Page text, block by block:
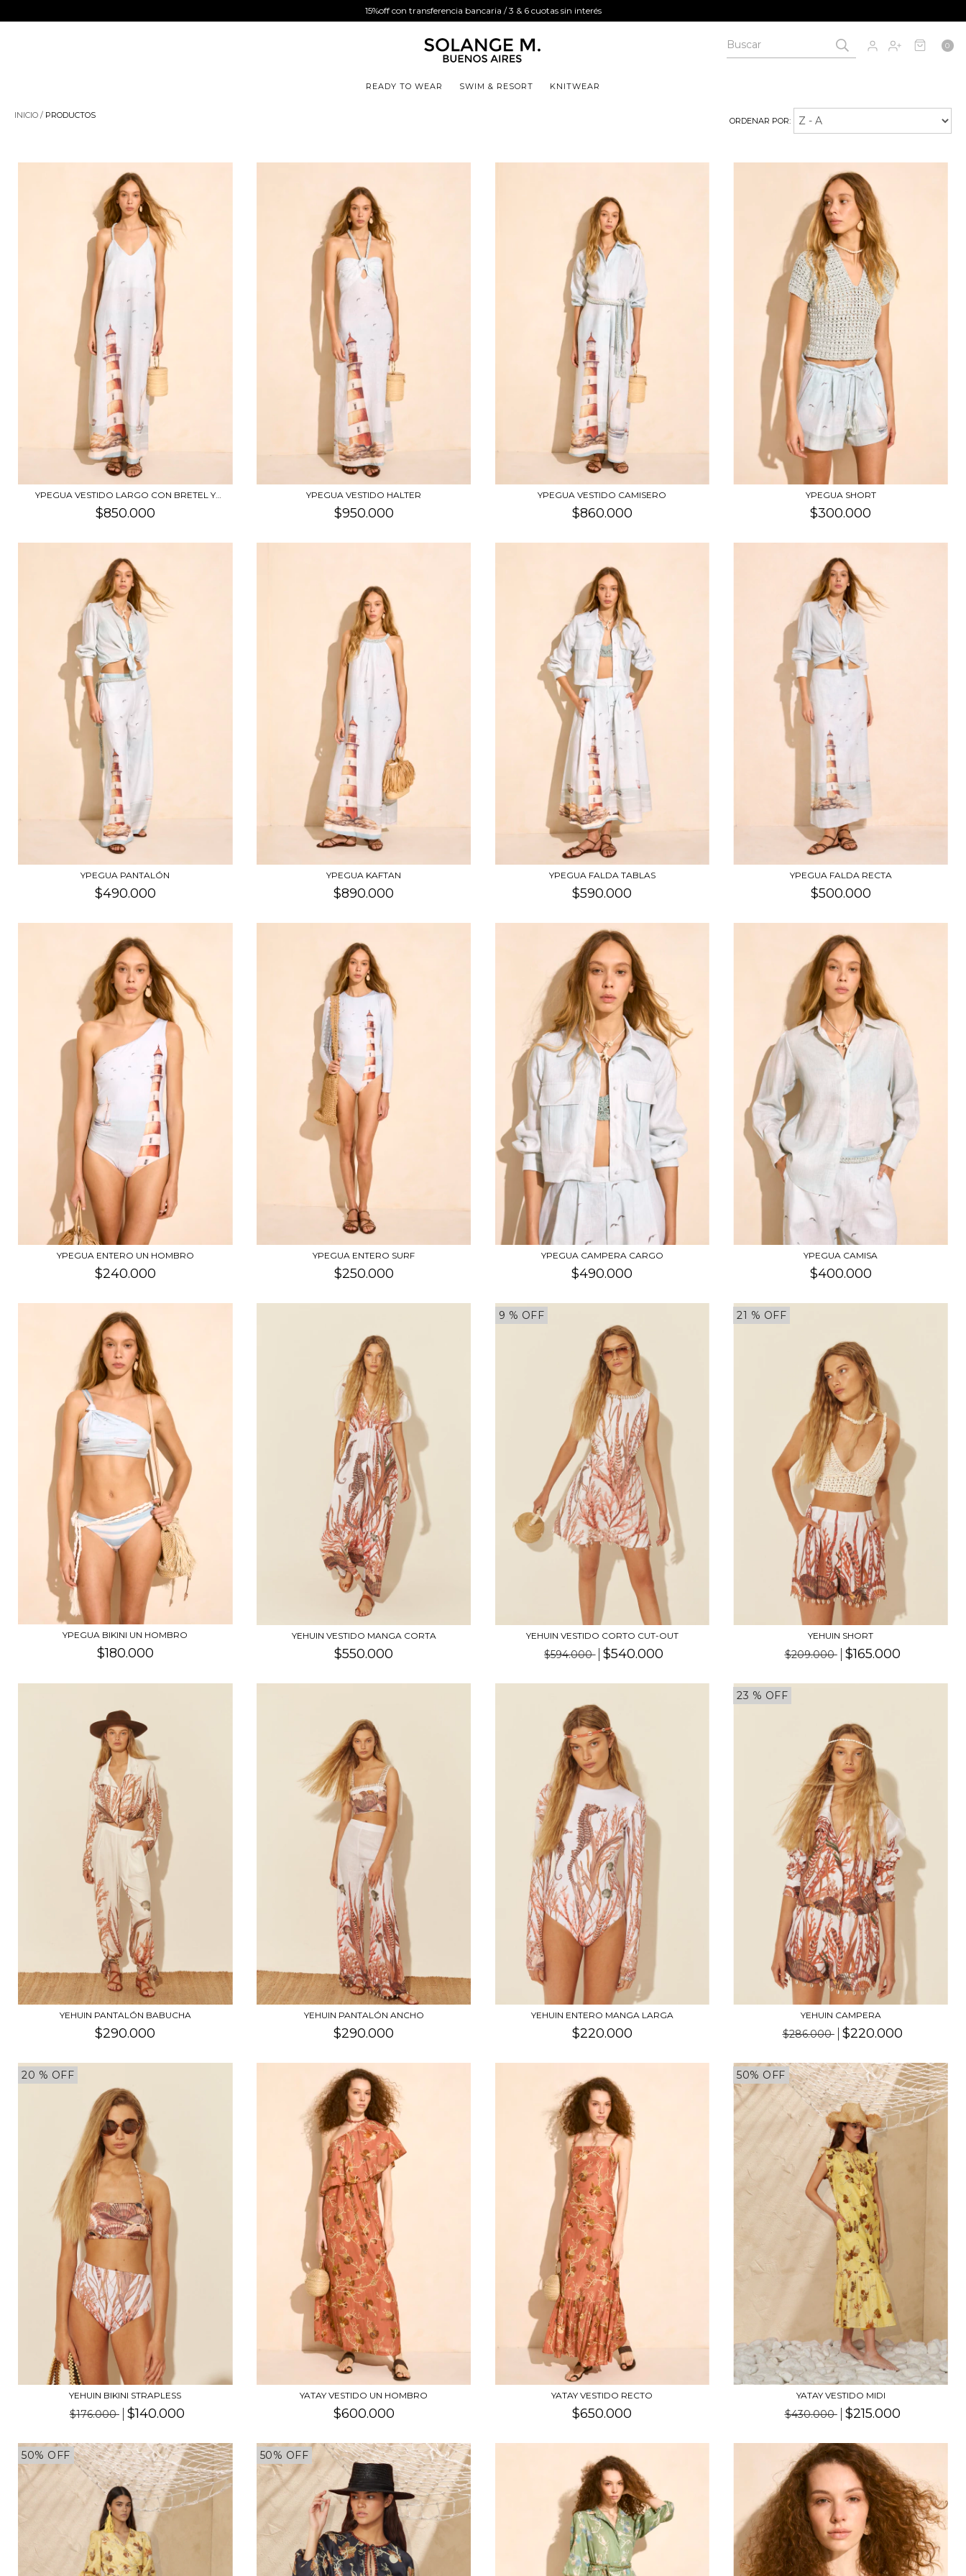
15%off con transferencia bancaria / 3 & 6 cuotas sin interés
0
READY TO WEAR SWIM & RESORT KNITWEAR
INICIO / PRODUCTOS
ORDENAR POR:
YPEGUA VESTIDO LARGO CON BRETEL Y
ESPALD...
$850.000
YPEGUA VESTIDO HALTER
$950.000
YPEGUA VESTIDO CAMISERO
$860.000
YPEGUA SHORT
$300.000
YPEGUA PANTALÓN
$490.000
YPEGUA KAFTAN
$890.000
YPEGUA FALDA TABLAS
$590.000
YPEGUA FALDA RECTA
$500.000
YPEGUA ENTERO UN HOMBRO
$240.000
YPEGUA ENTERO SURF
$250.000
YPEGUA CAMPERA CARGO
$490.000
YPEGUA CAMISA
$400.000
YPEGUA BIKINI UN HOMBRO
$180.000
YEHUIN VESTIDO MANGA CORTA
$550.000
9 % OFF
YEHUIN VESTIDO CORTO CUT-OUT
$594.000 $540.000
21 % OFF
YEHUIN SHORT
$209.000 $165.000
YEHUIN PANTALÓN BABUCHA
$290.000
YEHUIN PANTALÓN ANCHO
$290.000
YEHUIN ENTERO MANGA LARGA
$220.000
23 % OFF
YEHUIN CAMPERA
$286.000 $220.000
20 % OFF
YEHUIN BIKINI STRAPLESS
$176.000 $140.000
YATAY VESTIDO UN HOMBRO
$600.000
YATAY VESTIDO RECTO
$650.000
50% OFF
YATAY VESTIDO MIDI
$430.000 $215.000
50% OFF 50% OFF